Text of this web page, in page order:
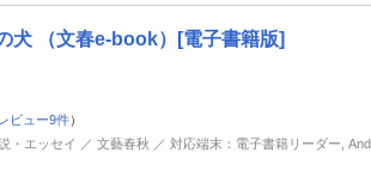
犬 （文春e-book）[電子書籍版]
ビュー9件）
・エッセイ ／ 文藝春秋 ／ 対応端末：電子書籍リーダー,